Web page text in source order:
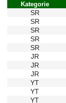
Kategorie
SR
SR
SR
SR
SR
JR
JR
JR
YT
YT
YT